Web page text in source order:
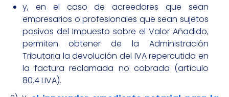
y, en el caso de acreedores que sean
empresarios o profesionales que sean sujetos
pasivos del Impuesto sobre el Valor Añadido,
permiten obtener de la Administración
Tributaria la devolución del IVA repercutido en
la factura reclamada no cobrada (artículo
80.4 LIVA).